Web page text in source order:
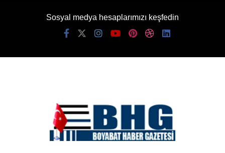
Sosyal medya hesaplarımızı keşfedin